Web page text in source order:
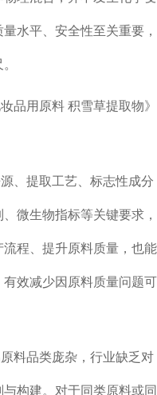
水平、安全性至关重要，
品用原料 积雪草提取物》
、提取工艺、标志性成分
微生物指标等关键要求，
程、提升原料质量，也能
效减少因原料质量问题可
料品类庞杂，行业缺乏对
构建。对于同类原料或同